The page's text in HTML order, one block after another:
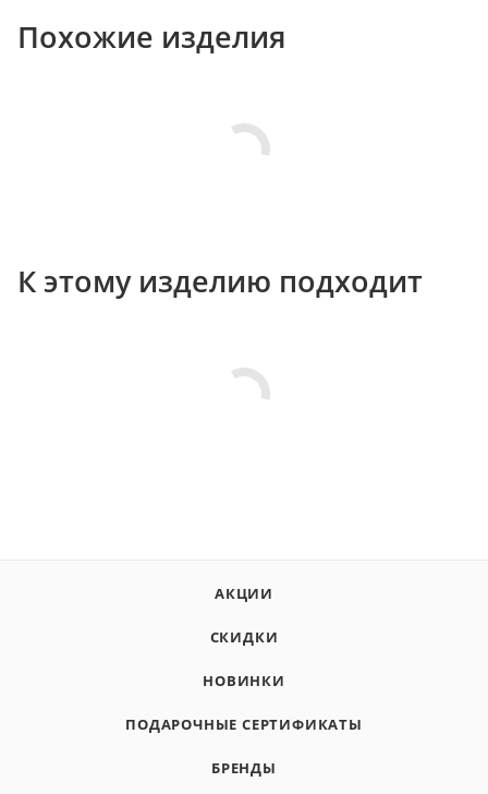
Похожие изделия
К этому изделию подходит
АКЦИИ
СКИДКИ
НОВИНКИ
ПОДАРОЧНЫЕ СЕРТИФИКАТЫ
БРЕНДЫ